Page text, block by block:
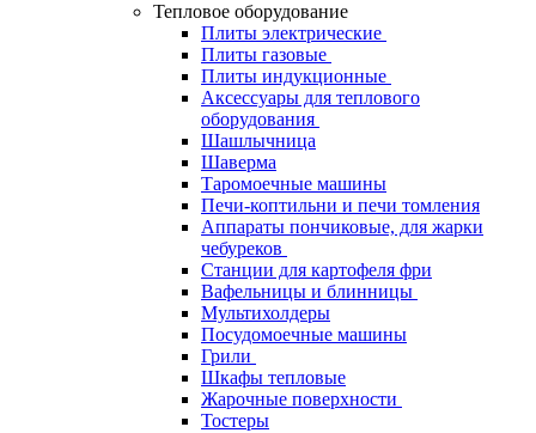
Тепловое оборудование
Плиты электрические
Плиты газовые
Плиты индукционные
Аксессуары для теплового
оборудования
Шашлычница
Шаверма
Таромоечные машины
Печи-коптильни и печи томления
Аппараты пончиковые, для жарки
чебуреков
Станции для картофеля фри
Вафельницы и блинницы
Мультихолдеры
Посудомоечные машины
Грили
Шкафы тепловые
Жарочные поверхности
Тостеры